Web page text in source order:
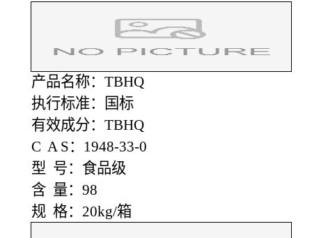
产品名称：TBHQ
执行标准：国标
有效成分：TBHQ
C A S：1948-33-0
型 号：食品级
含 量：98
规 格：20kg/箱